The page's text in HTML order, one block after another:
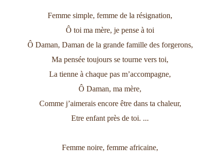
Femme simple, femme de la résignation,
Ô toi ma mère, je pense à toi
Ô Daman, Daman de la grande famille des forgerons,
Ma pensée toujours se tourne vers toi,
La tienne à chaque pas m’accompagne,
Ô Daman, ma mère,
Comme j’aimerais encore être dans ta chaleur,
Etre enfant près de toi. ...
Femme noire, femme africaine,